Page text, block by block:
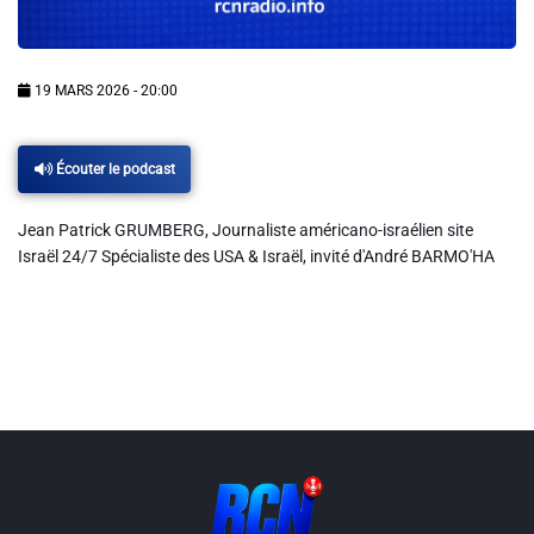
Alerte Méduses 06
Issa Nissa OGC Nice
RCN Soutiens
19 MARS 2026 - 20:00
Écouter le podcast
Jean Patrick GRUMBERG, Journaliste américano-israélien site
Israël 24/7 Spécialiste des USA & Israël, invité d'André BARMO'HA